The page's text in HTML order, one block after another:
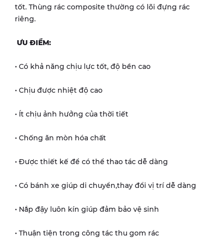
tốt. Thùng rác composite thường có lõi đựng rác
riêng.
ƯU ĐIỂM:
• Có khả năng chịu lực tốt, độ bền cao
• Chịu được nhiệt độ cao
• Ít chịu ảnh hưởng của thời tiết
• Chống ăn mòn hóa chất
• Được thiết kế để có thể thao tác dễ dàng
• Có bánh xe giúp di chuyển,thay đổi vị trí dễ dàng
• Nắp đậy luôn kín giúp đảm bảo vệ sinh
• Thuận tiện trong công tác thu gom rác